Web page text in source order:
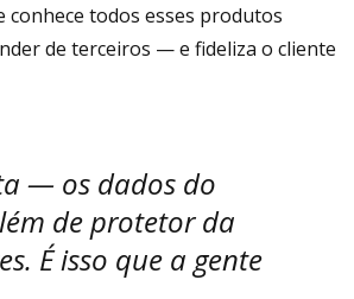
conhece todos esses produtos
de terceiros — e fideliza o cliente
— os dados do
de protetor da
É isso que a gente